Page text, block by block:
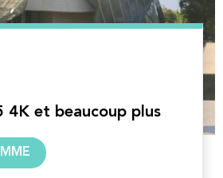
4K et beaucoup plus